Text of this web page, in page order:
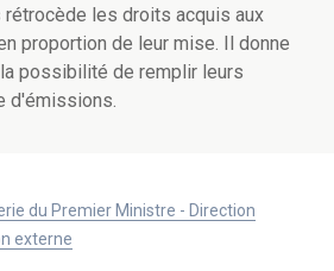
les droits acquis aux
proportion de leur mise. Il donne
possibilité de remplir leurs
d'émissions.
du Premier Ministre - Direction
externe